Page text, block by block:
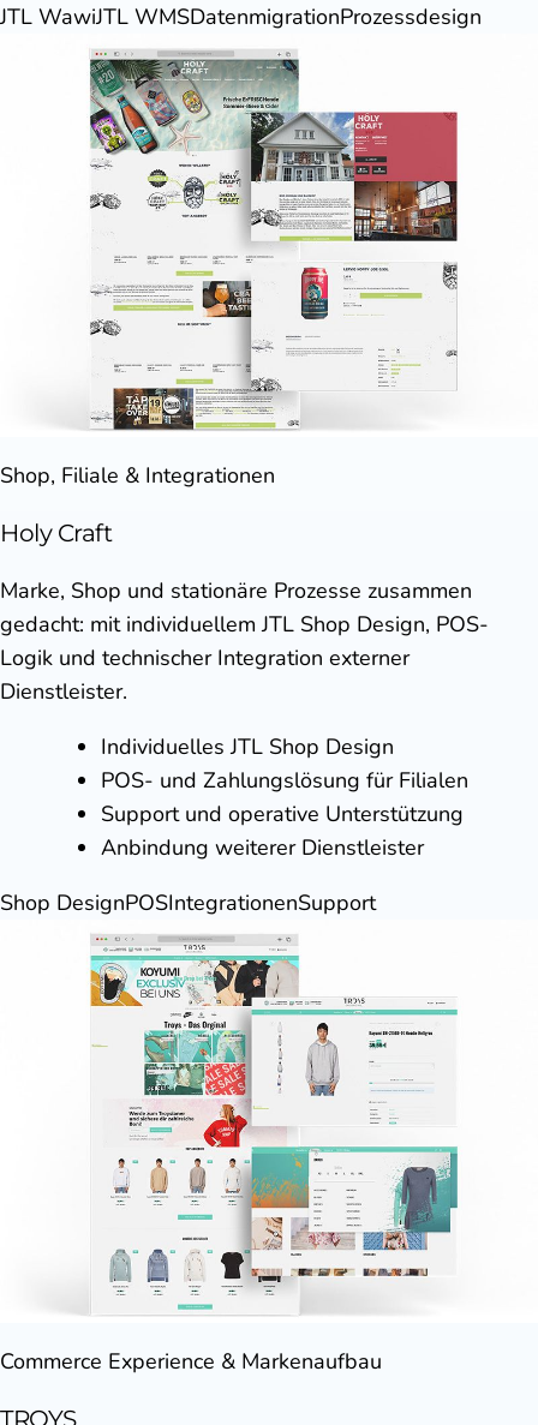
JTL WawiJTL WMSDatenmigrationProzessdesign
Shop, Filiale & Integrationen
Holy Craft
Marke, Shop und stationäre Prozesse zusammen
gedacht: mit individuellem JTL Shop Design, POS-
Logik und technischer Integration externer
Dienstleister.
Individuelles JTL Shop Design
POS- und Zahlungslösung für Filialen
Support und operative Unterstützung
Anbindung weiterer Dienstleister
Shop DesignPOSIntegrationenSupport
Commerce Experience & Markenaufbau
TROYS